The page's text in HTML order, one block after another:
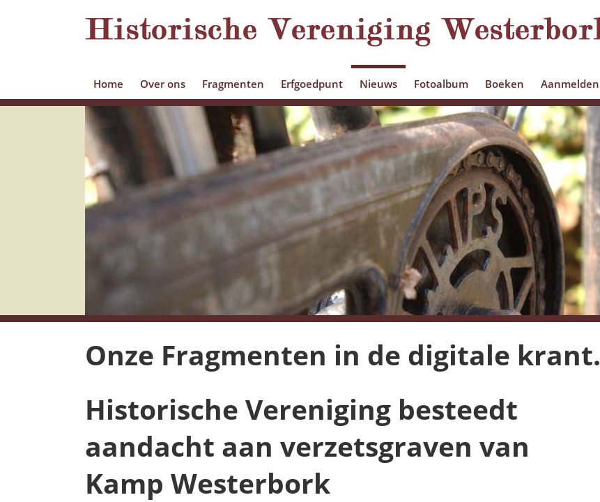
Home Over ons Fragmenten Erfgoedpunt Nieuws Fotoalbum Boeken Aanmelden
Onze Fragmenten in de digitale krant.
Historische Vereniging besteedt
aandacht aan verzetsgraven van
Kamp Westerbork